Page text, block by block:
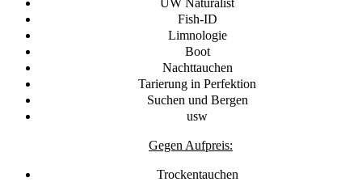
Fish-ID
Limnologie
Boot
Nachttauchen
Tarierung in Perfektion
Suchen und Bergen
usw
Gegen Aufpreis:
Trockentauchen